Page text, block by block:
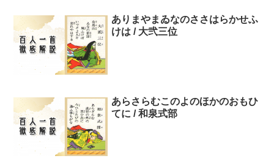
ありまやまゐなのささはらかせふ
けは / 大弐三位
あらさらむこのよのほかのおもひ
てに / 和泉式部